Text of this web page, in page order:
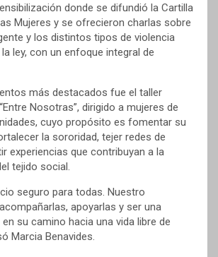
donde se difundió la Cartilla
Mujeres y se ofrecieron charlas sobre
y los distintos tipos de violencia
ley, con un enfoque integral de
más destacados fue el taller
Nosotras”, dirigido a mujeres de
cuyo propósito es fomentar su
la sororidad, tejer redes de
experiencias que contribuyan a la
tejido social.
seguro para todas. Nuestro
apoyarlas y ser una
su camino hacia una vida libre de
Marcia Benavides.